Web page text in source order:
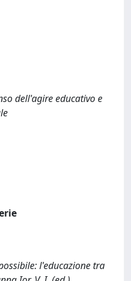
dell'agire educativo e
l'educazione tra